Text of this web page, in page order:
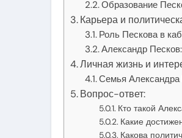
Образование
Карьера и
Роль Пескова в
Александр
Личная жизнь и
Семья Александра
Вопрос-ответ:
Кто такой
Какие
Какова